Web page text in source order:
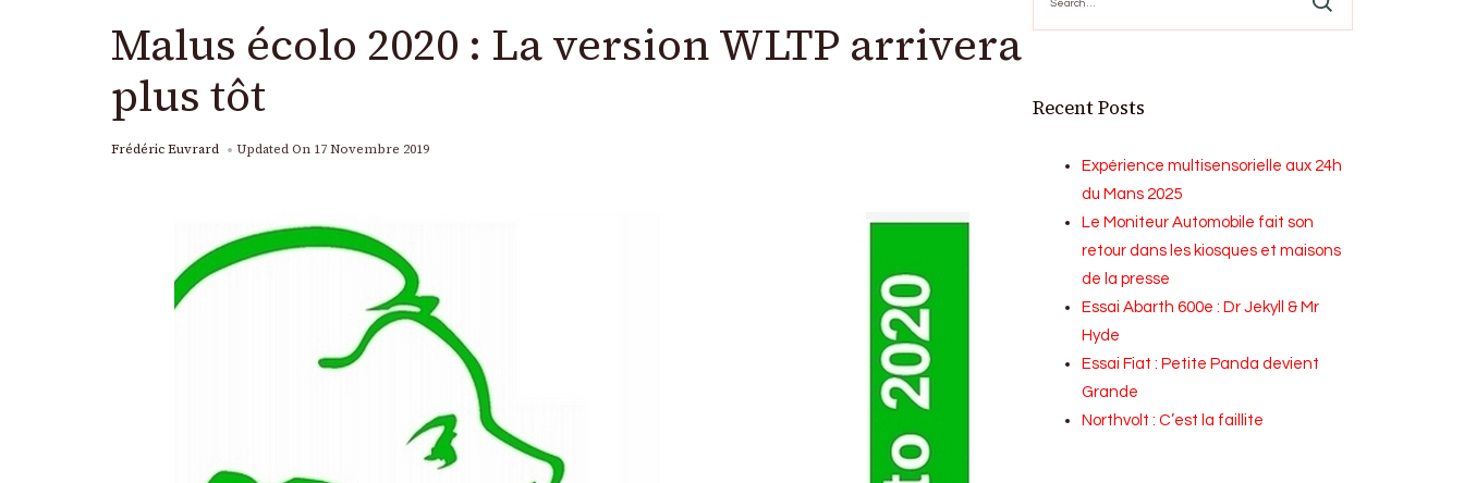
Malus écolo 2020 : La version WLTP arrivera
plus tôt
Frédéric Euvrard Updated On 17 Novembre 2019
Recent Posts
Expérience multisensorielle aux 24h
du Mans 2025
Le Moniteur Automobile fait son
retour dans les kiosques et maisons
de la presse
Essai Abarth 600e : Dr Jekyll & Mr
Hyde
Essai Fiat : Petite Panda devient
Grande
Northvolt : C’est la faillite